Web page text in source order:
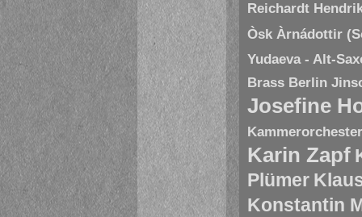
Reichardt
Òsk Àrnádottir
Yudaeva - Alt-
Brass Berlin
Josefine
Karin Zapf
Plümer
Konstantin